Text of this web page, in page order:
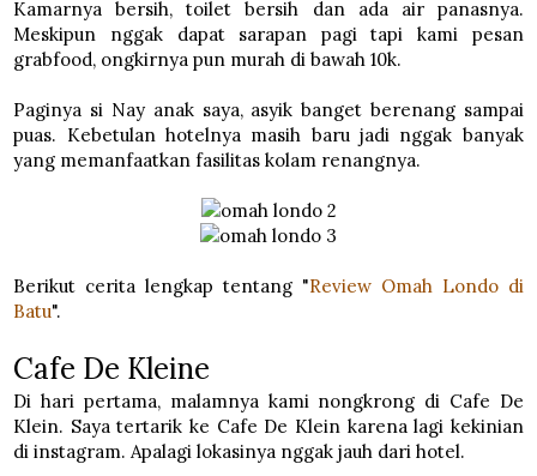
Kamarnya bersih, toilet bersih dan ada air panasnya.
Meskipun nggak dapat sarapan pagi tapi kami pesan
grabfood, ongkirnya pun murah di bawah 10k.
Paginya si Nay anak saya, asyik banget berenang sampai
puas. Kebetulan hotelnya masih baru jadi nggak banyak
yang memanfaatkan fasilitas kolam renangnya.
Berikut cerita lengkap tentang "Review Omah Londo di
Batu".
Cafe De Kleine
Di hari pertama, malamnya kami nongkrong di Cafe De
Klein. Saya tertarik ke Cafe De Klein karena lagi kekinian
di instagram. Apalagi lokasinya nggak jauh dari hotel.